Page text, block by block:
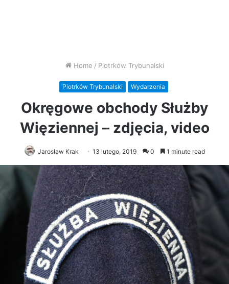
Home / Piotrków Trybunalski
Piotrków Trybunalski Wydarzenia
Okręgowe obchody Służby
Więziennej – zdjęcia, video
Jarosław Krak 13 lutego, 2019 0 1 minute read